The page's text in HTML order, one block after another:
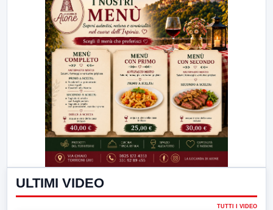
ULTIMI VIDEO
TUTTI I VIDEO